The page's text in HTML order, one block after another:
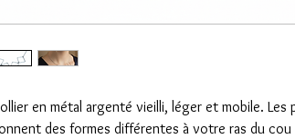
en métal argenté vieilli, léger et mobile.
des formes différentes à votre ras du cou